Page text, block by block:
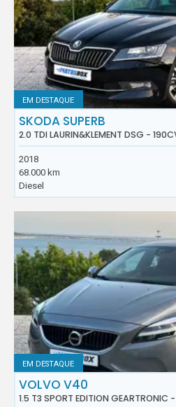
EM DESTAQUE
SKODA SUPERB
2.0 TDI LAURIN&KLEMENT DSG -
2018
68.000 km
Diesel
EM DESTAQUE
VOLVO V40
1.5 T3 SPORT EDITION GEARTRONIC